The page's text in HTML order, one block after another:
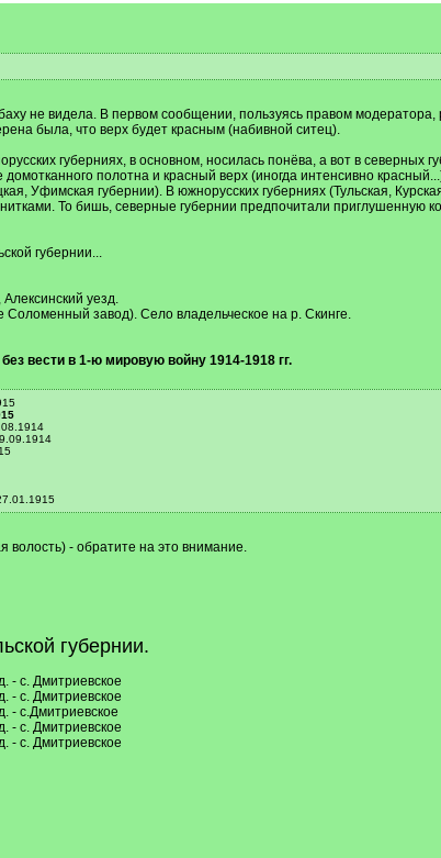
не видела. В первом сообщении, пользуясь правом модератора,
была, что верх будет красным (набивной ситец).
губерниях, в основном, носилась понёва, а вот в северных
полотна и красный верх (иногда интенсивно
Уфимская губернии). В южнорусских губерниях (Тульская,
То бишь, северные губернии предпочитали приглушенную
губернии...
уезд.
завод). Село владельческое на р. Скинге.
вести в 1-ю мировую войну 1914-1918 гг.
волость) - обратите на это внимание.
губернии.
- с. Дмитриевское
- с. Дмитриевское
- с.Дмитриевское
- с. Дмитриевское
- с. Дмитриевское